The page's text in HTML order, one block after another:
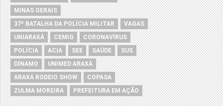
MINAS GERAIS
37º BATALHA DA POLÍCIA MILITAR
VAGAS
UNIARAXÁ
CEMIG
CORONAVÍRUS
POLÍCIA
ACIA SEE SAÚDE
SUS
DÍNAMO
UNIMED ARAXÁ
ARAXÁ RODEIO SHOW
COPASA
ZULMA MOREIRA
PREFEITURA EM AÇÃO